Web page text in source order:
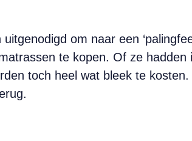
om naar een
te kopen. Of ze hadden
toch heel wat bleek te